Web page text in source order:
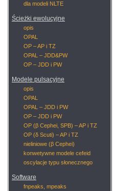
dla modeli NLTE
Ścieżki ewolucyjne
opis
OPAL
OP – AP i TZ
OPAL – JDD&PW
OP – JDD i PW
Modele pulsacyjne
opis
OPAL
OPAL – JDD i PW
OP – JDD i PW
OP (β Cephei, SPB) – AP i TZ
OP (δ Scuti) – AP i TZ
nieliniowe (β Cephei)
konwetywne modele cefeid
oscylacje typu słonecznego
Software
fnpeaks, mpeaks